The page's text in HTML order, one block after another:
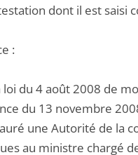
dont il est saisi
:
du 4 août 2008 de
du 13 novembre
une Autorité de la
au ministre chargé